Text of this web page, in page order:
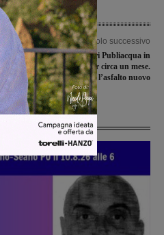
Articolo successivo
Partono lunedì i lavori Publiacqua in
via Roma, cantiere per circa un mese.
Poi l’asfalto nuovo